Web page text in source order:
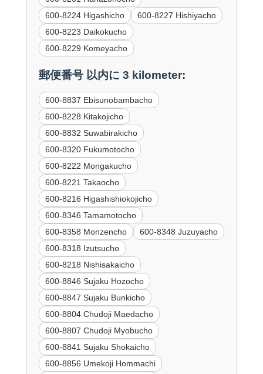
600-8224 Higashicho
600-8227 Hishiyacho
600-8223 Daikokucho
600-8229 Komeyacho
郵便番号 以内に 3 kilometer:
600-8837 Ebisunobambacho
600-8228 Kitakojicho
600-8832 Suwabirakicho
600-8320 Fukumotocho
600-8222 Mongakucho
600-8221 Takaocho
600-8216 Higashishiokojicho
600-8346 Tamamotocho
600-8358 Monzencho
600-8348 Juzuyacho
600-8318 Izutsucho
600-8218 Nishisakaicho
600-8846 Sujaku Hozocho
600-8847 Sujaku Bunkicho
600-8804 Chudoji Maedacho
600-8807 Chudoji Myobucho
600-8841 Sujaku Shokaicho
600-8856 Umekoji Hommachi